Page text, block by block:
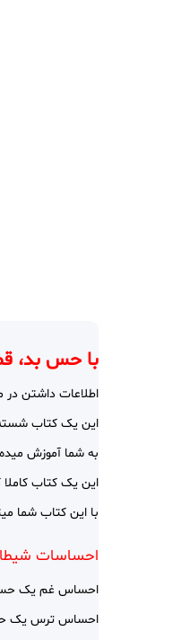
با حس بد،
اطلاعات داشتن در
این یک کتاب
به شما آموزش
این یک کتاب کاملا
با این کتاب شما
احساسات
احساس غم یک
احساس ترس یک